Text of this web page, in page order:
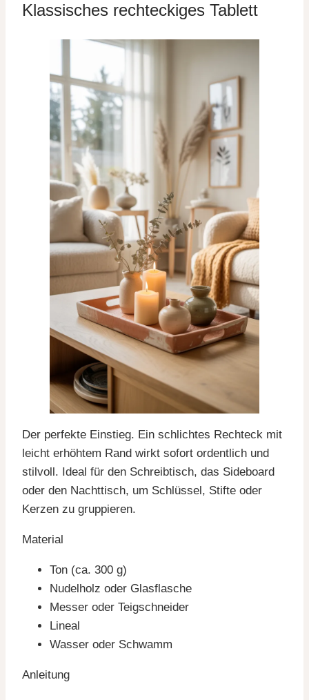
Klassisches rechteckiges Tablett
Der perfekte Einstieg. Ein schlichtes Rechteck mit
leicht erhöhtem Rand wirkt sofort ordentlich und
stilvoll. Ideal für den Schreibtisch, das Sideboard
oder den Nachttisch, um Schlüssel, Stifte oder
Kerzen zu gruppieren.
Material
Ton (ca. 300 g)
Nudelholz oder Glasflasche
Messer oder Teigschneider
Lineal
Wasser oder Schwamm
Anleitung